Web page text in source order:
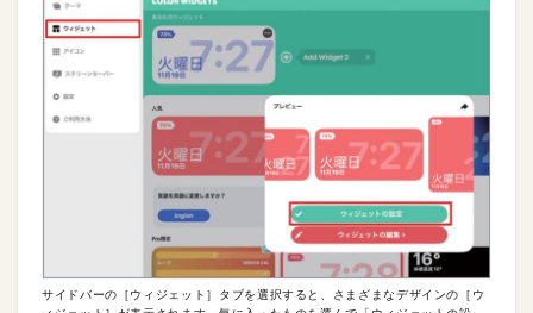
サイドバーの［ウィジェット］タブを選択すると、さまざまなデザインの［ウ